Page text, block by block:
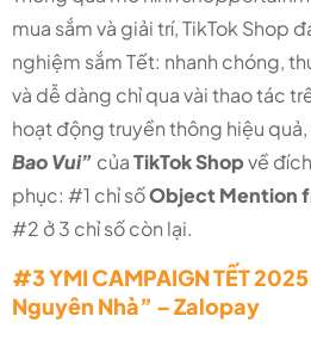
mua sắm và giải trí, TikTok Shop
nghiệm sắm Tết: nhanh chóng,
và dễ dàng chỉ qua vài thao tác
hoạt động truyền thông hiệu
Bao Vui” củaTikTok Shopvề
phục: #1 chỉ sốObject Mention
#2 ở 3 chỉ số còn lại.
#3 YMI CAMPAIGN TẾT
Nguyên Nhà” – Zalopay